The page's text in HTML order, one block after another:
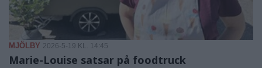
MJÖLBY 2026-5-19 KL. 14:45
Marie-Louise satsar på foodtruck